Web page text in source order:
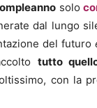
solo
dal lungo
del futuro
tutto
con la